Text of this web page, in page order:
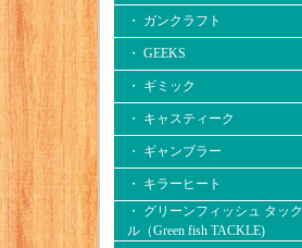
・ ガンクラフト
・ GEEKS
・ ギミック
・ キャスティーク
・ ギャンブラー
・ キラーヒート
・ グリーンフィッシュ タック
ル（Green fish TACKLE)